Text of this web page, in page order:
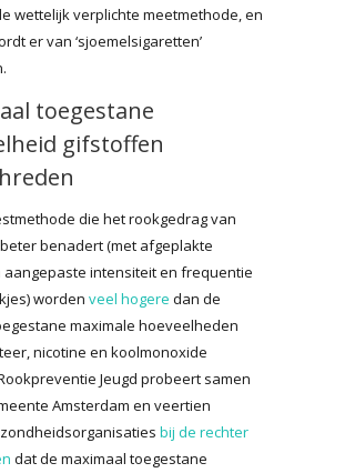
wettelijk verplichte meetmethode, en
er van ‘sjoemelsigaretten’
toegestane
gifstoffen
die het rookgedrag van
benadert (met afgeplakte
aangepaste intensiteit en frequentie
worden veel hogere dan de
maximale hoeveelheden
nicotine en koolmonoxide
Jeugd probeert samen
Amsterdam en veertien
bij de rechter
dat de maximaal toegestane